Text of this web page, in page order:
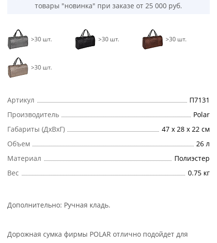
товары "новинка" при заказе от 25 000 руб.
>30 шт. >30 шт. >30 шт.
>30 шт.
Артикул
П7131
Производитель
Polar
Габариты (ДхВхГ)
47 х 28 х 22 см
Объем
26 л
Материал
Полиэстер
Вес
0.75 кг
Дополнительно: Ручная кладь.
Дорожная сумка фирмы POLAR отлично подойдет для